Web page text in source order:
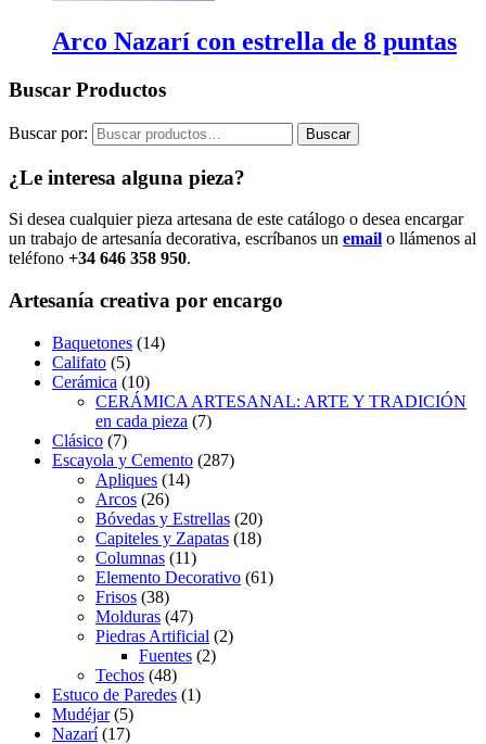
Arco Nazarí con estrella de 8 puntas
Buscar Productos
Buscar por: Buscar
¿Le interesa alguna pieza?
Si desea cualquier pieza artesana de este catálogo o desea encargar
un trabajo de artesanía decorativa, escríbanos un email o llámenos al
teléfono +34 646 358 950.
Artesanía creativa por encargo
Baquetones (14)
Califato (5)
Cerámica (10)
CERÁMICA ARTESANAL: ARTE Y TRADICIÓN
en cada pieza (7)
Clásico (7)
Escayola y Cemento (287)
Apliques (14)
Arcos (26)
Bóvedas y Estrellas (20)
Capiteles y Zapatas (18)
Columnas (11)
Elemento Decorativo (61)
Frisos (38)
Molduras (47)
Piedras Artificial (2)
Fuentes (2)
Techos (48)
Estuco de Paredes (1)
Mudéjar (5)
Nazarí (17)